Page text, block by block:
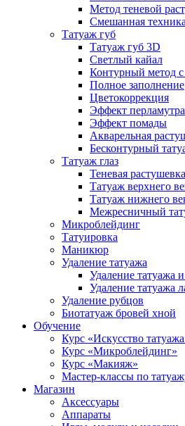
Метод теневой
Смешанная техника
Татуаж губ
Татуаж губ 3D
Светлый кайал
Контурный метод с
Полное заполнение
Цветокоррекция
Эффект перламутра
Эффект помады
Акварельная
Бесконтурный
Татуаж глаз
Теневая
Татуаж верхнего
Татуаж нижнего
Межресничный
Микроблейдинг
Татуировка
Маникюр
Удаление татуажа
Удаление татуажа
Удаление татуажа
Удаление рубцов
Биотатуаж бровей хной
Обучение
Курс «Искусство
Курс «Микроблейдинг»
Курс «Макияж»
Мастер-классы по
Магазин
Аксессуары
Аппараты